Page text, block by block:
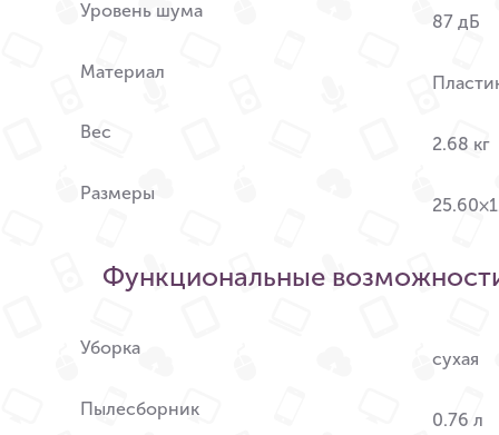
Уровень шума
87 дБ
Материал
Вес
2.68 кг
Размеры
Функциональные
Уборка
сухая
Пылесборник
0.76 л